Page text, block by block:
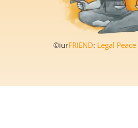
©iurFRIEND: Legal Peace